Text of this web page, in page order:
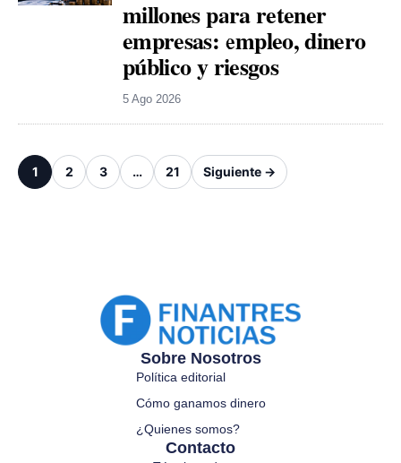
millones para retener
empresas: empleo, dinero
público y riesgos
5 Ago 2026
1 2 3 … 21 Siguiente →
Sobre Nosotros
Política editorial
Cómo ganamos dinero
¿Quienes somos?
Contacto